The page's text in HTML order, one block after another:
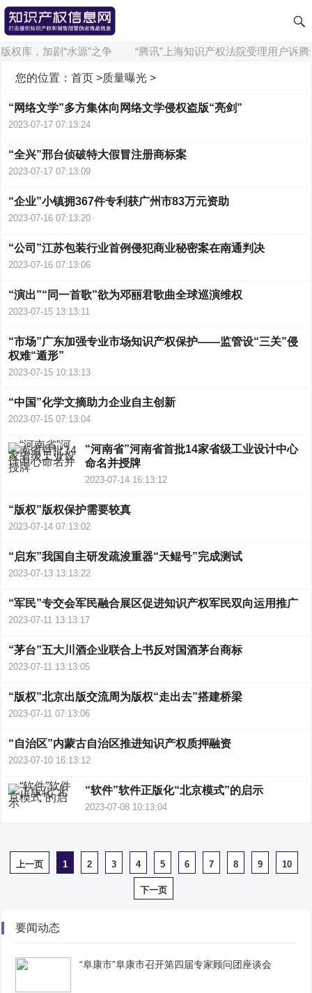
库，加剧“水源”之争 “腾讯”上海知识产权法院受理用户诉腾
您的位置：首页 >质量曝光 >
“网络文学”多方集体向网络文学侵权盗版“亮剑”
2023-07-17 07:13:24
“全兴”邢台侦破特大假冒注册商标案
2023-07-17 07:13:09
“企业”小镇拥367件专利获广州市83万元资助
2023-07-16 07:13:20
“公司”江苏包装行业首例侵犯商业秘密案在南通判决
2023-07-16 07:13:06
“演出”“同一首歌”欲为邓丽君歌曲全球巡演维权
2023-07-15 13:13:11
“市场”广东加强专业市场知识产权保护——监管设“三关”侵
权难“遁形”
2023-07-15 10:13:13
“中国”化学文摘助力企业自主创新
2023-07-15 07:13:04
“河南省”河南省首批14家省级工业设计中心
命名并授牌
2023-07-14 16:13:12
“版权”版权保护需要较真
2023-07-14 07:13:02
“启东”我国自主研发疏浚重器“天鲲号”完成测试
2023-07-13 13:13:22
“军民”专交会军民融合展区促进知识产权军民双向运用推广
2023-07-11 13:13:17
“茅台”五大川酒企业联合上书反对国酒茅台商标
2023-07-11 13:13:05
“版权”北京出版交流周为版权“走出去”搭建桥梁
2023-07-11 07:13:06
“自治区”内蒙古自治区推进知识产权质押融资
2023-07-10 16:13:12
“软件”软件正版化“北京模式”的启示
2023-07-08 10:13:04
上一页 1 2 3 4 5 6 7 8 9 10
下一页
要闻动态
“阜康市”阜康市召开第四届专家顾问团座谈会